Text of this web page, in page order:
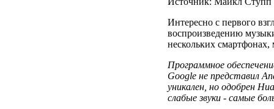
Интересно с первого
воспроизведению
нескольких
Программное
Google не представил
уникален, но одобрен
слабые звуки - самые